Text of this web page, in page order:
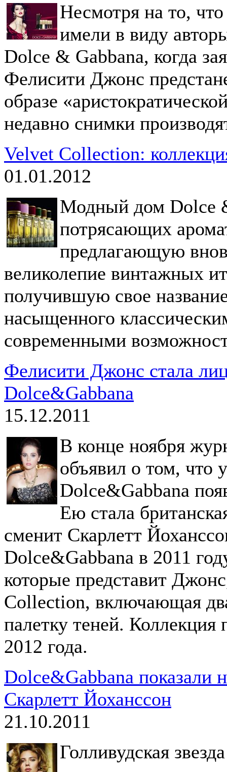
Несмотря на то,
имели в виду
Dolce & Gabbana, когда
Фелисити Джонс
образе
недавно снимки
Velvet Collection:
01.01.2012
Модный дом Dolce
потрясающих
предлагающую
великолепие винтажных
получившую свое
насыщенного
современными
Фелисити Джонс стала
Dolce&Gabbana
15.12.2011
В конце ноября
объявил о том, что
Dolce&Gabbana
Ею стала
сменит Скарлетт
Dolce&Gabbana в 2011
которые представит
Collection, включающая
палетку теней. Коллекция
2012 года.
Dolce&Gabbana
Скарлетт Йоханссон
21.10.2011
Голливудская